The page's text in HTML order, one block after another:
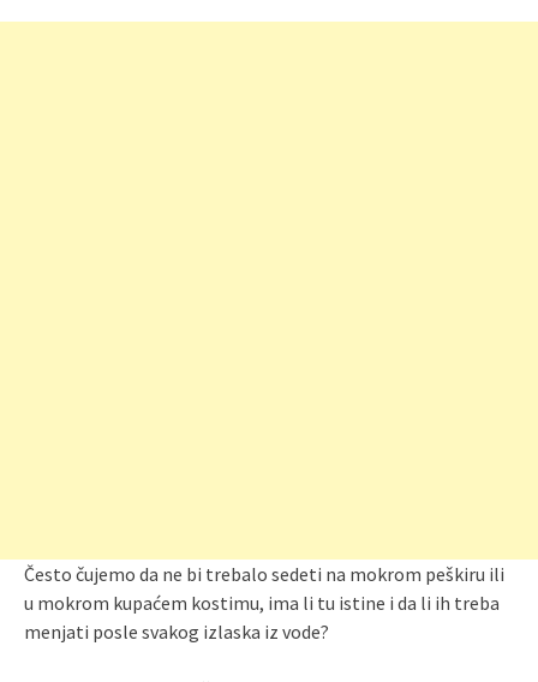
Često čujemo da ne bi trebalo sedeti na mokrom peškiru ili
u mokrom kupaćem kostimu, ima li tu istine i da li ih treba
menjati posle svakog izlaska iz vode?